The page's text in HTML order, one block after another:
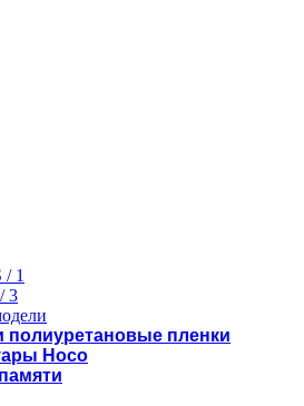
1
3
полиуретановые пленки
Hoco